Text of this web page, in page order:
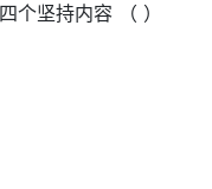
个坚持内容 （ ）